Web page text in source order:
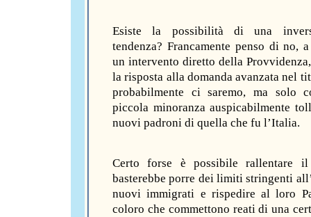
Esiste la possibilità di una
tendenza? Francamente penso di no,
un intervento diretto della
la risposta alla domanda avanzata nel
probabilmente ci saremo, ma solo
piccola minoranza auspicabilmente
nuovi padroni di quella che fu l’Italia.
Certo forse è possibile rallentare il
basterebbe porre dei limiti stringenti
nuovi immigrati e rispedire al loro
coloro che commettono reati di una